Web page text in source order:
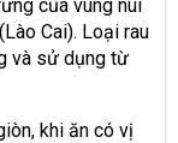
của vùng núi
Cai). Loại rau
và sử dụng từ
khi ăn có vị